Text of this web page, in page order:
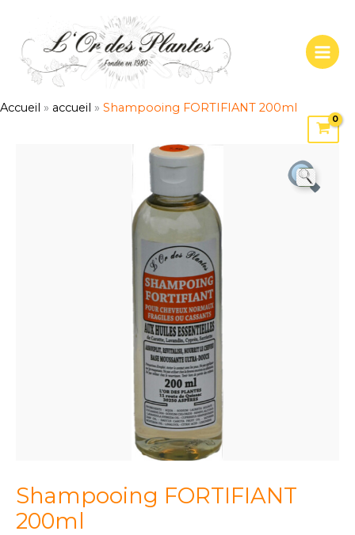
contenu
Accueil » accueil » Shampooing FORTIFIANT 200ml
Shampooing FORTIFIANT
200ml